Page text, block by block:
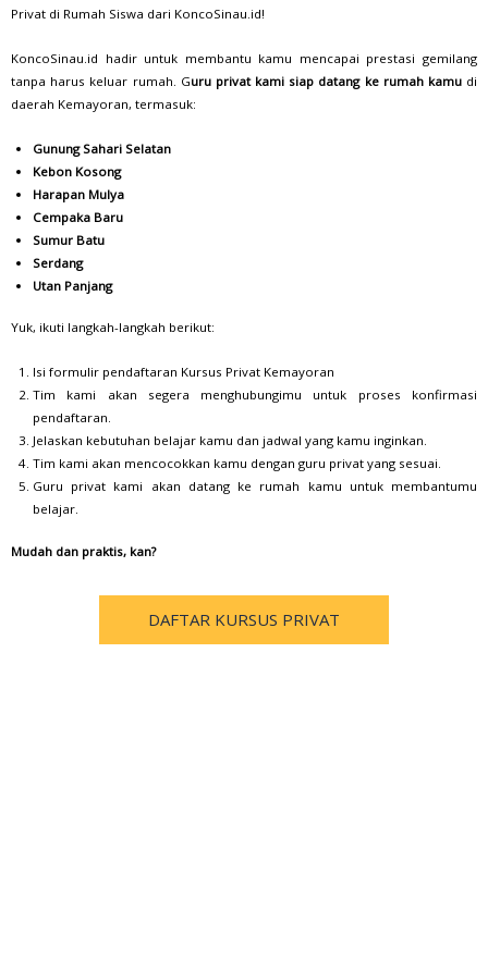
Privat di Rumah Siswa dari KoncoSinau.id!
KoncoSinau.id hadir untuk membantu kamu mencapai prestasi gemilang
tanpa harus keluar rumah. Guru privat kami siap datang ke rumah kamudi
daerah Kemayoran, termasuk:
Gunung Sahari Selatan
Kebon Kosong
Harapan Mulya
Cempaka Baru
Sumur Batu
Serdang
Utan Panjang
Yuk, ikuti langkah-langkah berikut:
Isi formulir pendaftaran Kursus Privat Kemayoran
Tim kami akan segera menghubungimu untuk proses konfirmasi
pendaftaran.
Jelaskan kebutuhan belajar kamu dan jadwal yang kamu inginkan.
Tim kami akan mencocokkan kamu dengan guru privat yang sesuai.
Guru privat kami akan datang ke rumah kamu untuk membantumu
belajar.
Mudah dan praktis, kan?
DAFTAR KURSUS PRIVAT